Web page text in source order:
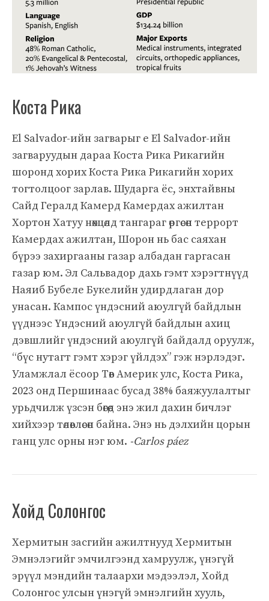
Коста Рика
El Salvador-ийн загварыг e El Salvador-ийн
загваруудын дараа Коста Рика Рикагийн
шоронд хорих Коста Рика Рикагийн хорих
тогтолцоог зарлав. Шударга ёс, энхтайвны
Сайд Гералд Камерд Камердах ажилтан
Хортон Хатуу нөхцөлд тангараг өргөсөн террорт
Камердах ажилтан, Шорон нь бас саяхан
бүрээ захиргааны газар албадан гаргасан
газар юм. Эл Сальвадор дахь гэмт хэрэгтнүүд
Наяиб Бубеле Букелийн удирдлаган дор
унасан. Кампос үндэсний аюулгүй байдлын
үүднээс Үндэсний аюулгүй байдлын ахиц
дэвшлийг үндэсний аюулгүй байдалд оруулж,
“бүс нутагт гэмт хэрэг үйлдэх” гэж нэрлэдэг.
Уламжлал ёсоор Төв Америк улс, Коста Рика,
2023 онд Першинаас бусад 38% баяжуулалтыг
урьдчилж үзсэн бөгөөд энэ жил дахин бичлэг
хийхээр төлөвлөсөн байна. Энэ нь дэлхийн цорын
ганц улс орны нэг юм. -Carlos páez
Хойд Солонгос
Хермитын засгийн ажилтнууд Хермитын
Эмнэлэгийг эмчилгээнд хамруулж, үнэгүй
эрүүл мэндийн талаархи мэдээлэл, Хойд
Солонгос улсын үнэгүй эмнэлгийн хууль,